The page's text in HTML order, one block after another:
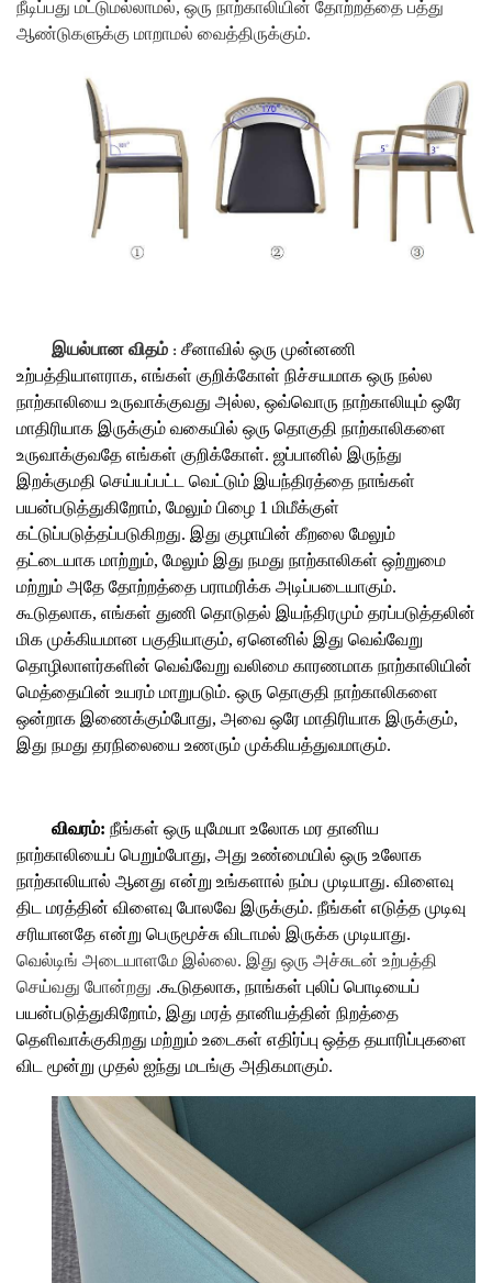
நீடிப்பது மட்டுமல்லாமல், ஒரு நாற்காலியின் தோற்றத்தை பத்து
ஆண்டுகளுக்கு மாறாமல் வைத்திருக்கும்.
இயல்பான விதம் : சீனாவில் ஒரு முன்னணி
உற்பத்தியாளராக, எங்கள் குறிக்கோள் நிச்சயமாக ஒரு நல்ல
நாற்காலியை உருவாக்குவது அல்ல, ஒவ்வொரு நாற்காலியும் ஒரே
மாதிரியாக இருக்கும் வகையில் ஒரு தொகுதி நாற்காலிகளை
உருவாக்குவதே எங்கள் குறிக்கோள். ஜப்பானில் இருந்து
இறக்குமதி செய்யப்பட்ட வெட்டும் இயந்திரத்தை நாங்கள்
பயன்படுத்துகிறோம், மேலும் பிழை 1 மிமீக்குள்
கட்டுப்படுத்தப்படுகிறது. இது குழாயின் கீறலை மேலும்
தட்டையாக மாற்றும், மேலும் இது நமது நாற்காலிகள் ஒற்றுமை
மற்றும் அதே தோற்றத்தை பராமரிக்க அடிப்படையாகும்.
கூடுதலாக, எங்கள் துணி தொடுதல் இயந்திரமும் தரப்படுத்தலின்
மிக முக்கியமான பகுதியாகும், ஏனெனில் இது வெவ்வேறு
தொழிலாளர்களின் வெவ்வேறு வலிமை காரணமாக நாற்காலியின்
மெத்தையின் உயரம் மாறுபடும். ஒரு தொகுதி நாற்காலிகளை
ஒன்றாக இணைக்கும்போது, ​​​​அவை ஒரே மாதிரியாக இருக்கும்,
இது நமது தரநிலையை உணரும் முக்கியத்துவமாகும்.
விவரம்:நீங்கள் ஒரு யுமேயா உலோக மர தானிய
நாற்காலியைப் பெறும்போது, ​​​​அது உண்மையில் ஒரு உலோக
நாற்காலியால் ஆனது என்று உங்களால் நம்ப முடியாது. விளைவு
திட மரத்தின் விளைவு போலவே இருக்கும். நீங்கள் எடுத்த முடிவு
சரியானதே என்று பெருமூச்சு விடாமல் இருக்க முடியாது.
வெல்டிங் அடையாளமே இல்லை. இது ஒரு அச்சுடன் உற்பத்தி
செய்வது போன்றது .கூடுதலாக, நாங்கள் புலிப் பொடியைப்
பயன்படுத்துகிறோம், இது மரத் தானியத்தின் நிறத்தை
தெளிவாக்குகிறது மற்றும் உடைகள் எதிர்ப்பு ஒத்த தயாரிப்புகளை
விட மூன்று முதல் ஐந்து மடங்கு அதிகமாகும்.